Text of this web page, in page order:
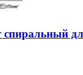
спиральный